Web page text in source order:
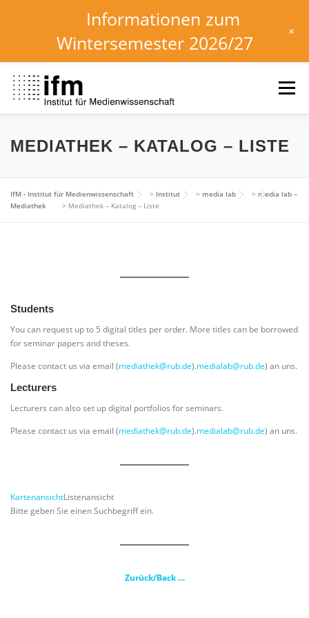
content
Menu
HOME NEWS KALENDER STUDIUM
INSTITUT FORSCHUNG DOWNLOADS
MEDIATHEK – KATALOG – LISTE
IfM - Institut für Medienwissenschaft > Institut > media lab > media lab –
Mediathek
> Mediathek – Katalog – Liste
Students
You can request up to 5 digital titles per order. More titles can be borrowed
for seminar papers and theses.
Please contact us via email (mediathek@rub.de).medialab@rub.de) an uns.
Lecturers
Lecturers can also set up digital portfolios for seminars.
Please contact us via email (mediathek@rub.de).medialab@rub.de) an uns.
KartenansichtListenansicht
Bitte geben Sie einen Suchbegriff ein.
Zurück/Back …
Informationen zum
Wintersemester 2026/27
+